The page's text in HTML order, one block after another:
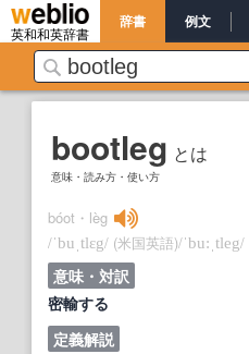
英和和英辞書
辞書 例文
bootleg とは
意味・読み方・使い方
bóot・lèg
/ˈbuˌtlɛg/ (米国英語)/ˈbu:ˌtleg/
意味・対訳
密輸する
定義解説